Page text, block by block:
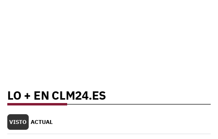
LO + EN CLM24.ES
VISTO ACTUAL